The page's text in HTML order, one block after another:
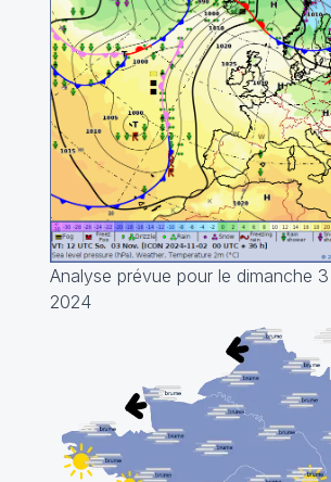
Analyse prévue pour le dimanche
2024